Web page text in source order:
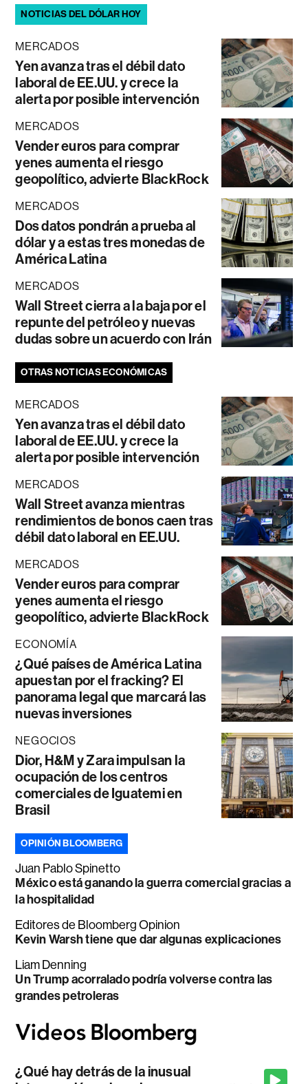
NOTICIAS DEL DÓLAR HOY
MERCADOS
Yen avanza tras el débil dato
laboral de EE.UU. y crece la
alerta por posible intervención
MERCADOS
Vender euros para comprar
yenes aumenta el riesgo
geopolítico, advierte BlackRock
MERCADOS
Dos datos pondrán a prueba al
dólar y a estas tres monedas de
América Latina
MERCADOS
Wall Street cierra a la baja por el
repunte del petróleo y nuevas
dudas sobre un acuerdo con Irán
OTRAS NOTICIAS ECONÓMICAS
MERCADOS
Yen avanza tras el débil dato
laboral de EE.UU. y crece la
alerta por posible intervención
MERCADOS
Wall Street avanza mientras
rendimientos de bonos caen tras
débil dato laboral en EE.UU.
MERCADOS
Vender euros para comprar
yenes aumenta el riesgo
geopolítico, advierte BlackRock
ECONOMÍA
¿Qué países de América Latina
apuestan por el fracking? El
panorama legal que marcará las
nuevas inversiones
NEGOCIOS
Dior, H&M y Zara impulsan la
ocupación de los centros
comerciales de Iguatemi en
Brasil
OPINIÓN BLOOMBERG
Juan Pablo Spinetto
México está ganando la guerra comercial gracias a
la hospitalidad
Editores de Bloomberg Opinion
Kevin Warsh tiene que dar algunas explicaciones
Liam Denning
Un Trump acorralado podría volverse contra las
grandes petroleras
¿Qué hay detrás de la inusual